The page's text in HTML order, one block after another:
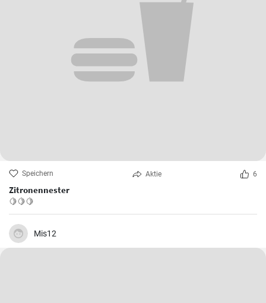
Speichern Aktie 6
Zitronennester
🍋🍋🍋
Mis12